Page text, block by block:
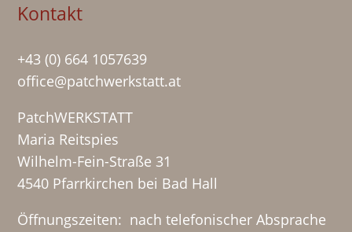
Kontakt
+43 (0) 664 1057639
office@patchwerkstatt.at
PatchWERKSTATT
Maria Reitspies
Wilhelm-Fein-Straße 31
4540 Pfarrkirchen bei Bad Hall
Öffnungszeiten: nach telefonischer Absprache